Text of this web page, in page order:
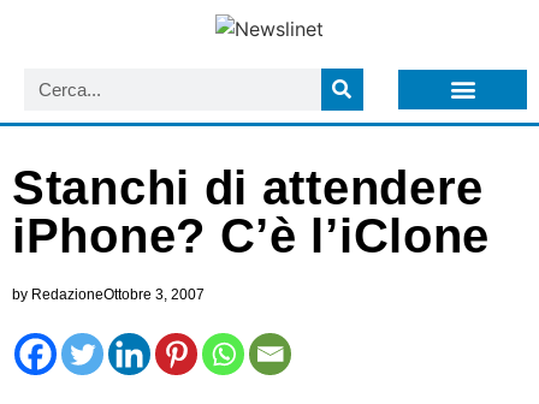
Stanchi di attendere
iPhone? C’è l’iClone
by RedazioneOttobre 3, 2007